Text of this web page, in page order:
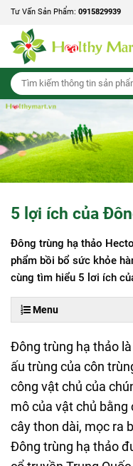
Tư Vấn Sản Phẩm: 0915829939
5 lợi ích của
Đông trùng hạ thảo
phẩm bồi bổ sức khỏe
cùng tìm hiểu 5 lơi ích
Menu
Đông trùng hạ thảo
ấu trùng của côn
công vật chủ của
mô của vật chủ bằng
cây thon dài, mọc ra
Đông trùng hạ thảo